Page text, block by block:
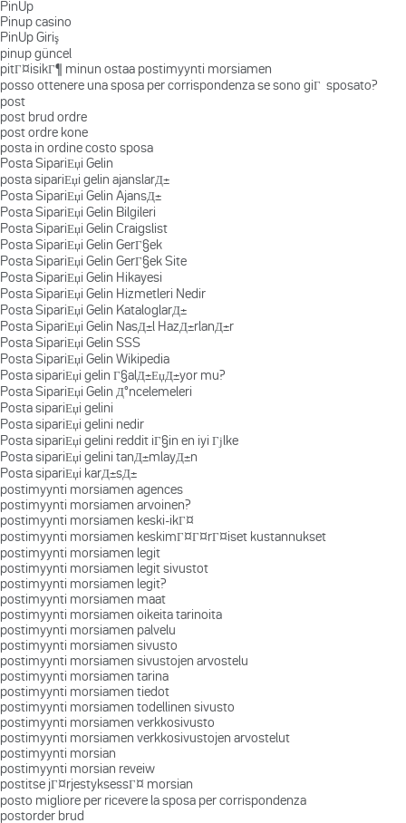
PinUp
Pinup casino
PinUp Giriş
pinup güncel
pitГ¤isikГ¶ minun ostaa postimyynti morsiamen
posso ottenere una sposa per corrispondenza se sono giГ sposato?
post
post brud ordre
post ordre kone
posta in ordine costo sposa
Posta SipariЕџi Gelin
posta sipariЕџi gelin ajanslarД±
Posta SipariЕџi Gelin AjansД±
Posta SipariЕџi Gelin Bilgileri
Posta SipariЕџi Gelin Craigslist
Posta SipariЕџi Gelin GerГ§ek
Posta SipariЕџi Gelin GerГ§ek Site
Posta SipariЕџi Gelin Hikayesi
Posta SipariЕџi Gelin Hizmetleri Nedir
Posta SipariЕџi Gelin KataloglarД±
Posta SipariЕџi Gelin NasД±l HazД±rlanД±r
Posta SipariЕџi Gelin SSS
Posta SipariЕџi Gelin Wikipedia
Posta sipariЕџi gelin Г§alД±ЕџД±yor mu?
Posta SipariЕџi Gelin Д°ncelemeleri
Posta sipariЕџi gelini
Posta sipariЕџi gelini nedir
Posta sipariЕџi gelini reddit iГ§in en iyi Гјlke
Posta sipariЕџi gelini tanД±mlayД±n
Posta sipariЕџi karД±sД±
postimyynti morsiamen agences
postimyynti morsiamen arvoinen?
postimyynti morsiamen keski-ikГ¤
postimyynti morsiamen keskimГ¤Г¤rГ¤iset kustannukset
postimyynti morsiamen legit
postimyynti morsiamen legit sivustot
postimyynti morsiamen legit?
postimyynti morsiamen maat
postimyynti morsiamen oikeita tarinoita
postimyynti morsiamen palvelu
postimyynti morsiamen sivusto
postimyynti morsiamen sivustojen arvostelu
postimyynti morsiamen tarina
postimyynti morsiamen tiedot
postimyynti morsiamen todellinen sivusto
postimyynti morsiamen verkkosivusto
postimyynti morsiamen verkkosivustojen arvostelut
postimyynti morsian
postimyynti morsian reveiw
postitse jГ¤rjestyksessГ¤ morsian
posto migliore per ricevere la sposa per corrispondenza
postorder brud